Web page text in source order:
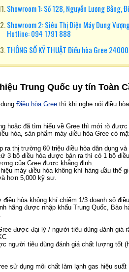
Showroom 1: Số 128, Nguyễn Lương
Showroom 2: Siêu Thị Điện Máy Dung
Hotline: 094 1791 888
THÔNG SỐ KỸ THUẬT Điều hòa Gree
Trung Quốc uy tín Toàn
Điều hòa Gree thì khi nghe nói điều
hoặc đã tìm hiểu về Gree thì mới rõ
hòa, sản phẩm máy điều hòa Gree có
ra thị trường 60 triệu điều hòa dân dụng
3 bộ điều hòa được bán ra thì có 1 bộ
của Gree được khẳng định.
máy điều hòa không khí hàng đầu thế
hơn 5,000 kỹ sư.
điều hòa không khí chiếm 1/3 doanh số
hãng được nhập khẩu Trung Quốc, Bào
được đại lý / người tiêu dùng đánh
người tiêu dùng đánh giá chất lượng tốt
sử dụng môi chất làm lạnh gas hiệu